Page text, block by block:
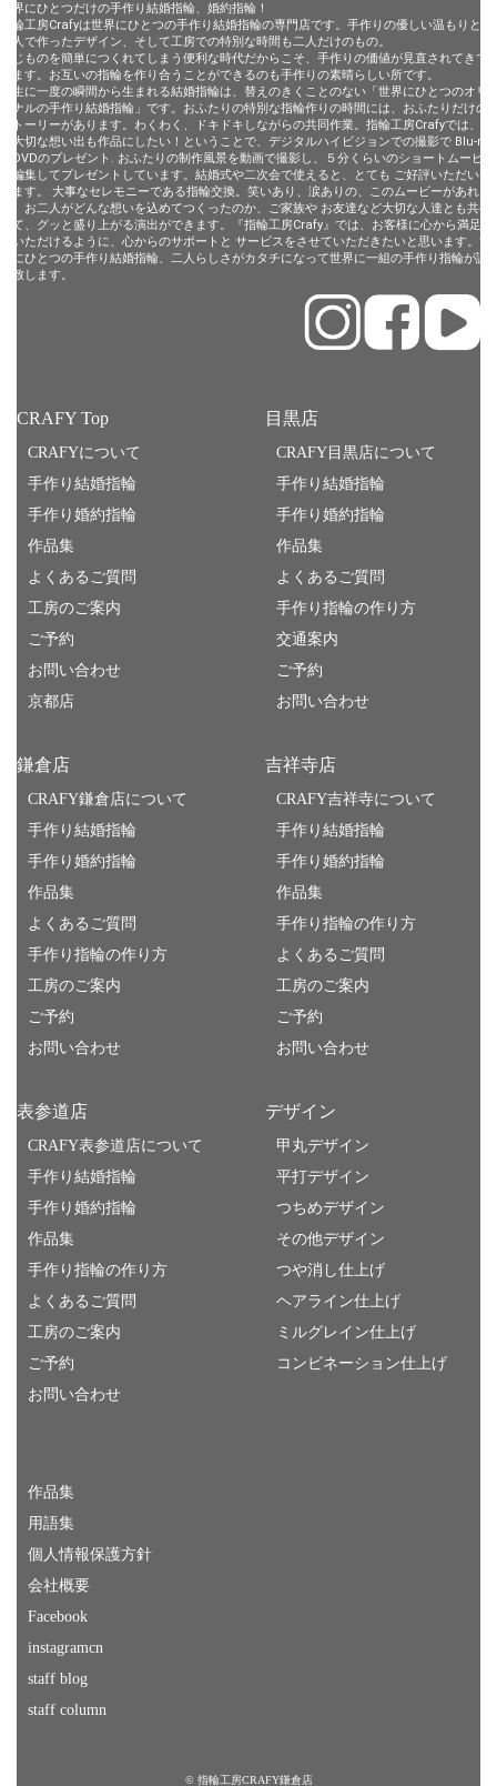
世界にひとつだけの手作り結婚指輪、婚約指輪！
指輪工房Crafyは世界にひとつの手作り結婚指輪の専門店です。手作りの優しい温もりと、
二人で作ったデザイン、そして工房での特別な時間も二人だけのもの。
同じものを簡単につくれてしまう便利な時代だからこそ、手作りの価値が見直されてきて
います。お互いの指輪を作り合うことができるのも手作りの素晴らしい所です。
一生に一度の瞬間から生まれる結婚指輪は、替えのきくことのない「世界にひとつのオリ
ジナルの手作り結婚指輪」です。おふたりの特別な指輪作りの時間には、おふたりだけの
ストーリーがあります。わくわく、ドキドキしながらの共同作業。指輪工房Crafyでは、そ
の大切な想い出も作品にしたい！ということで、デジタルハイビジョンでの撮影で Blu-ray
やDVDのプレゼント. おふたりの制作風景を動画で撮影し、５分くらいのショートムービー
に編集してプレゼントしています。結婚式や二次会で使えると、とても ご好評いただいて
います。 大事なセレモニーである指輪交換。笑いあり、涙ありの、このムービーがあれ
ば、お二人がどんな想いを込めてつくったのか、ご家族や お友達など大切な人達とも共有
して、グッと盛り上がる演出ができます。『指輪工房Crafy』では、お客様に心から満足し
ていただけるように、心からのサポートと サービスをさせていただきたいと思います。世
界にひとつの手作り結婚指輪、二人らしさがカタチになって世界に一組の手作り指輪が誕
生致します。
CRAFY Top
CRAFYについて
手作り結婚指輪
手作り婚約指輪
作品集
よくあるご質問
工房のご案内
ご予約
お問い合わせ
京都店
目黒店
CRAFY目黒店について
手作り結婚指輪
手作り婚約指輪
作品集
よくあるご質問
手作り指輪の作り方
交通案内
ご予約
お問い合わせ
鎌倉店
CRAFY鎌倉店について
手作り結婚指輪
手作り婚約指輪
作品集
よくあるご質問
手作り指輪の作り方
工房のご案内
ご予約
お問い合わせ
吉祥寺店
CRAFY吉祥寺について
手作り結婚指輪
手作り婚約指輪
作品集
手作り指輪の作り方
よくあるご質問
工房のご案内
ご予約
お問い合わせ
表参道店
CRAFY表参道店について
手作り結婚指輪
手作り婚約指輪
作品集
手作り指輪の作り方
よくあるご質問
工房のご案内
ご予約
お問い合わせ
デザイン
甲丸デザイン
平打デザイン
つちめデザイン
その他デザイン
つや消し仕上げ
ヘアライン仕上げ
ミルグレイン仕上げ
コンビネーション仕上げ
作品集
用語集
個人情報保護方針
会社概要
Facebook
instagramcn
staff blog
staff column
© 指輪工房CRAFY鎌倉店